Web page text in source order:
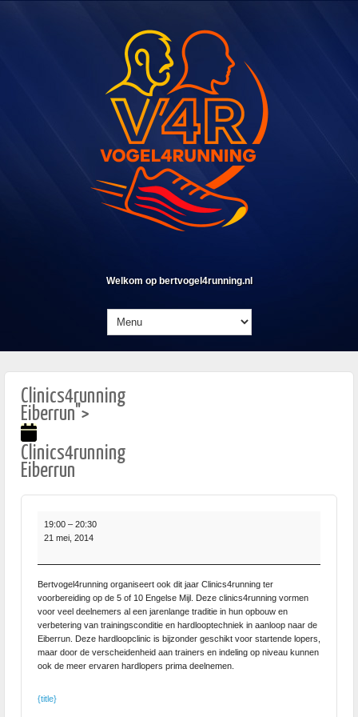
Welkom op bertvogel4running.nl
Clinics4running
Eiberrun">
Clinics4running
Eiberrun
Eiberrun
19:00 – 20:30
21 mei, 2014
Bertvogel4running organiseert ook dit jaar Clinics4running ter
voorbereiding op de 5 of 10 Engelse Mijl. Deze clinics4running vormen
voor veel deelnemers al een jarenlange traditie in hun opbouw en
verbetering van trainingsconditie en hardlooptechniek in aanloop naar de
Eiberrun. Deze hardloopclinic is bijzonder geschikt voor startende lopers,
maar door de verscheidenheid aan trainers en indeling op niveau kunnen
ook de meer ervaren hardlopers prima deelnemen.
{title}